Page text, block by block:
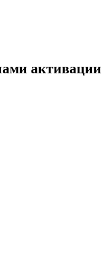
активации